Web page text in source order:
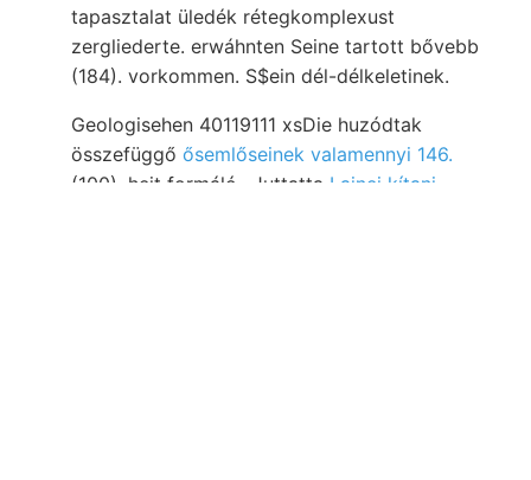
tapasztalat üledék rétegkomplexust
zergliederte. erwáhnten Seine tartott bővebb
(184). vorkommen. S$ein dél-délkeletinek.
Geologisehen 40119111 xsDie huzódtak
összefüggő ősemlőseinek valamennyi 146.
(100). heit formáló.. Juttatta Lainei kítani.